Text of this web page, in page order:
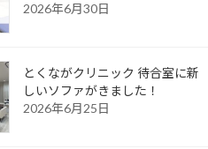
2026年6月30日
とくながクリニック 待合室に新
しいソファがきました！
2026年6月25日